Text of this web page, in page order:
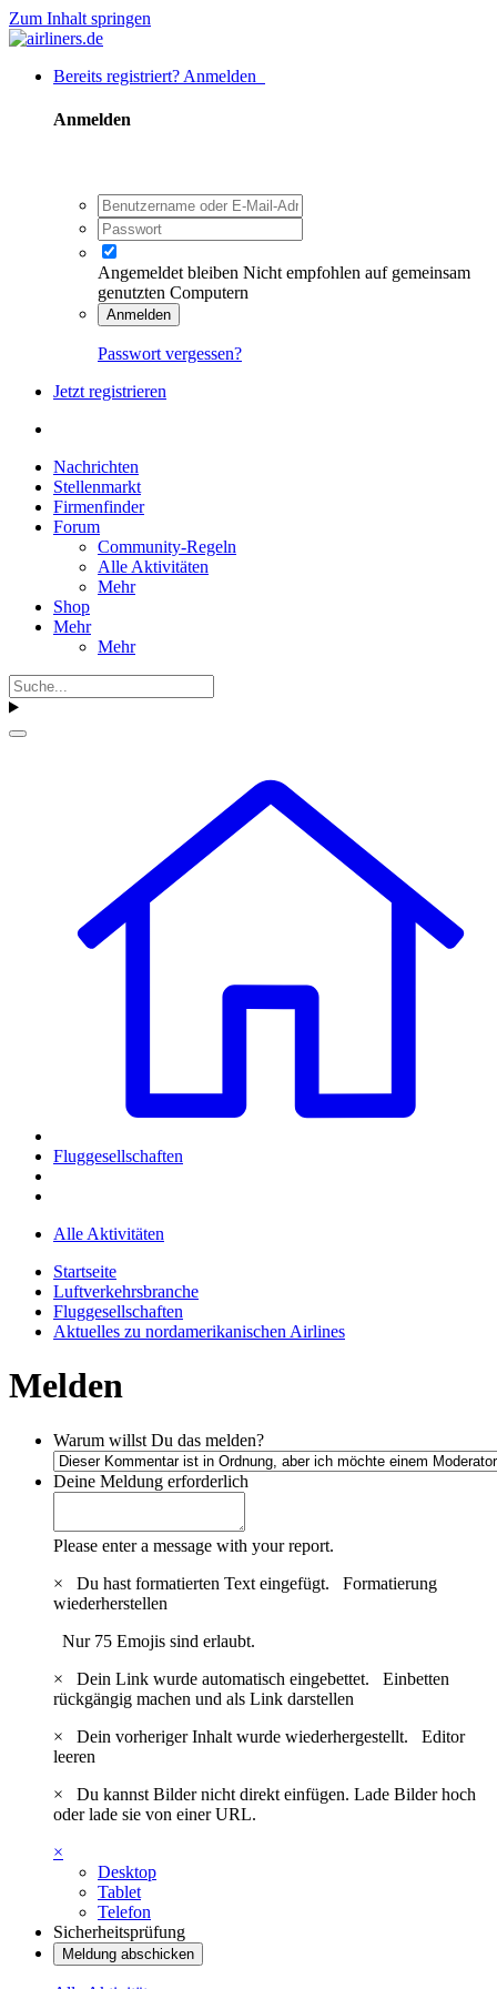
Zum Inhalt springen
Bereits registriert? Anmelden
Anmelden
Angemeldet bleiben Nicht empfohlen auf gemeinsam
genutzten Computern
Anmelden
Passwort vergessen?
Jetzt registrieren
Nachrichten
Stellenmarkt
Firmenfinder
Forum
Community-Regeln
Alle Aktivitäten
Mehr
Shop
Mehr
Mehr
Fluggesellschaften
Alle Aktivitäten
Startseite
Luftverkehrsbranche
Fluggesellschaften
Aktuelles zu nordamerikanischen Airlines
Melden
Warum willst Du das melden?
Deine Meldung erforderlich
Please enter a message with your report.
×
Du hast formatierten Text eingefügt. Formatierung
wiederherstellen
Nur 75 Emojis sind erlaubt.
×
Dein Link wurde automatisch eingebettet. Einbetten
rückgängig machen und als Link darstellen
×
Dein vorheriger Inhalt wurde wiederhergestellt. Editor
leeren
×
Du kannst Bilder nicht direkt einfügen. Lade Bilder hoch
oder lade sie von einer URL.
×
Desktop
Tablet
Telefon
Sicherheitsprüfung
Meldung abschicken